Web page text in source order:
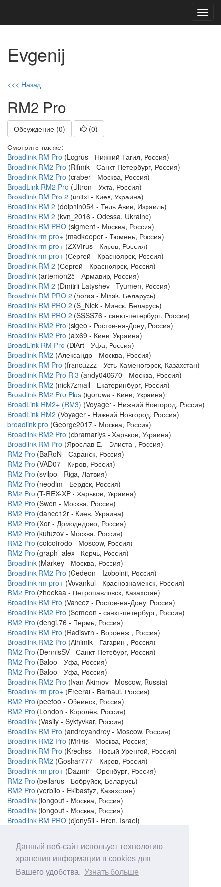
Данный веб-сайт испольует технологию
хранения информации в cookies для
Вашего удобства. Узнать больше
Evgenij
<<< Назад
RM2 Pro
Обсуждение (0) (0)
Смотрите так же:
Broadlink RM Pro (Logrus - Нижний Тагил, Россия)
Broadlink RM2 Pro (Rifmik - Санкт-Петербург, Россия)
Broadlink RM2 Pro (craber - Москва, Россия)
BroadLink RM2 Pro (Ultron - Ухта, Россия)
Broadlink RM Pro 2 (unitxi - Киев, Украина)
Broadlink RM 2 (dolphin054 - Тель Авив, Израиль)
Broadlink RM 2 (kvn_2016 - Odessa, Ukraine)
Broadlink RM PRO (sigment - Москва, Россия)
Broadlink rm pro+ (madkeeper - Тюмень, Россия)
Broadlink rm pro+ (ZXVIrus - Киров, Россия)
Broadlink rm pro+ (Сергей - Красноярск, Россия)
Broadlink RM 2 (Сергей - Красноярск, Россия)
Broadlink (artemon25 - Армавир, Россия)
Broadlink RM 2 (Dmitrii Latyshev - Tyumen, Россия)
Broadlink RM PRO 2 (horas - Minsk, Беларусь)
Broadlink RM PRO 2 (S_Nick - Минск, Беларусь)
Broadlink RM PRO 2 (SSSS76 - санкт-петербург, Россия)
Broadlink RM2 Pro (slgeo - Ростов-на-Дону, Россия)
Broadlink RM2 Pro (alx69 - Киев, Украина)
BroadLink RM Pro (DiArt - Уфа, Россия)
Broadlink RM2 (Александр - Москва, Россия)
Broadlink RM Pro (francuzzz - Усть-Каменогорск, Казахстан)
Broadlink RM2 Pro R 3 (andy040670 - Москва, Россия)
Broadlink RM2 (nick7zmail - Екатеринбург, Россия)
Broadlink RM2 Pro Plus (igorewa - Киев, Украина)
BroadLink RM2+ (RM3) (Voyager - Нижний Новгород, Россия)
BroadLink RM2 (Voyager - Нижний Новгород, Россия)
broadlink pro (George2017 - Москва, Россия)
Broadlink RM2 Pro (ebramariys - Харьков, Украина)
Broadlink RM Pro (Ярослав Е. - Элиста , Россия)
RM2 Pro (BaRoN - Саранск, Россия)
RM2 Pro (VAD07 - Киров, Россия)
RM2 Pro (svilpo - Riga, Латвия)
RM2 Pro (neodim - Бердск, Россия)
RM2 Pro (T-REX-XP - Харьков, Украина)
RM2 Pro (Swen - Москва, Россия)
RM2 Pro (dance12r - Киев, Украина)
RM2 Pro (Xor - Домодедово, Россия)
RM2 Pro (kutuzov - Москва, Россия)
RM2 Pro (colcofrodo - Moscow, Россия)
RM2 Pro (graph_alex - Керчь, Россия)
Broadlink (Markey - Москва, Россия)
Broadlink RM2 Pro (Gedeon - Izobolnii, Россия)
Broadlink rm pro+ (Vovankul - Краснознаменск, Россия)
RM2 Pro (zheekaa - Петропавловск, Казахстан)
Broadlink RM Pro (Vancez - Ростов-на-Дону, Россия)
Broadlink RM2 Pro (Semeon - санкт-петербург, Россия)
RM2 Pro (dengi.76 - Пермь, Россия)
Broadlink RM Pro (Radisvrn - Воронеж , Россия)
Broadlink RM2 Pro (Alhimik - Гагарин , Россия)
RM2 Pro (DennisSV - Санкт-Петебург, Россия)
RM2 Pro (Baloo - Уфа, Россия)
RM2 Pro (Baloo - Уфа, Россия)
Broadlink RM2 Pro (Ivan Akimov - Moscow, Russia)
Broadlink rm pro+ (Freerai - Barnaul, Россия)
RM2 Pro (peefoo - Обнинск, Россия)
RM2 Pro (London - Королёв, Россия)
Broadlink (Vasily - Syktyvkar, Россия)
Broadlink RM Pro (andreyandrey - Moscow, Россия)
Broadlink RM2 Pro (MrRis - Москва, Россия)
Broadlink RM Pro (Krechss - Новый Уренгой, Россия)
Broadlink RM2 (Goshar777 - Киров, Россия)
Broadlink rm pro+ (Dazmir - Оренбург, Россия)
RM2 Pro (bellarus - Бобруйск, Беларусь)
RM2 Pro (verbilo - Ekibastyz, Казахстан)
Broadlink (longout - Москва, Россия)
Broadlink (longout - Москва, Россия)
Broadlink RM PRO (djony5il - Hren, Israel)
На форуме:Jacksh